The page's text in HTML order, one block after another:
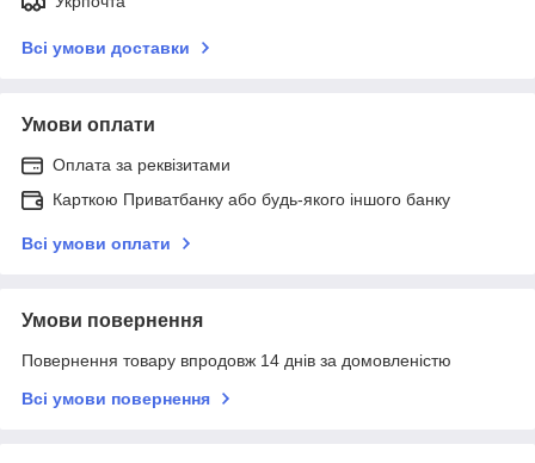
Всі умови доставки
Умови оплати
Оплата за реквізитами
Карткою Приватбанку або будь-якого іншого банку
Всі умови оплати
Умови повернення
Повернення товару впродовж 14 днів за домовленістю
Всі умови повернення